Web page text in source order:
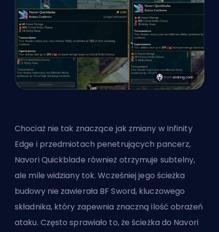
Chociaż nie tak znaczące jak zmiany w Infinity
Edge i przedmiotach penetrujących pancerz,
Navori Quickblade również otrzymuje subtelny,
ale mile widziany tok. Wcześniej jego ścieżka
budowy nie zawierała BF Sword, kluczowego
składnika, który zapewnia znaczną ilość obrażeń
ataku. Często sprawiało to, że ścieżka do Navori